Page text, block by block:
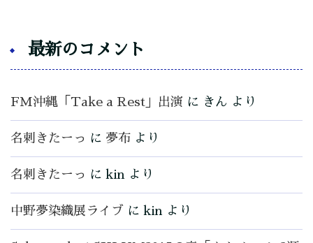
最新のコメント
FM沖縄「Take a Rest」出演 に きん より
名刺きたーっ に 夢布 より
名刺きたーっ に kin より
中野夢染織展ライブ に kin より